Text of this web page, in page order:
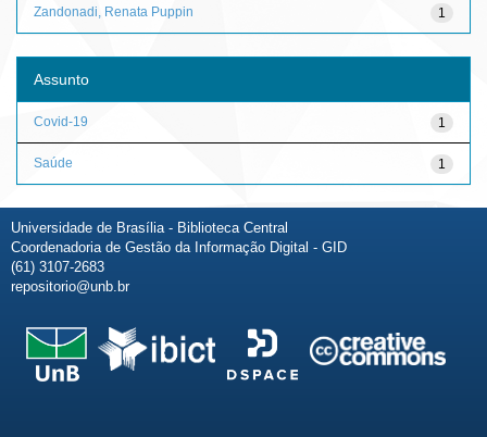
1
Zandonadi, Renata Puppin
Assunto
1
Covid-19
1
Saúde
Universidade de Brasília - Biblioteca Central
Coordenadoria de Gestão da Informação Digital - GID
(61) 3107-2683
repositorio@unb.br